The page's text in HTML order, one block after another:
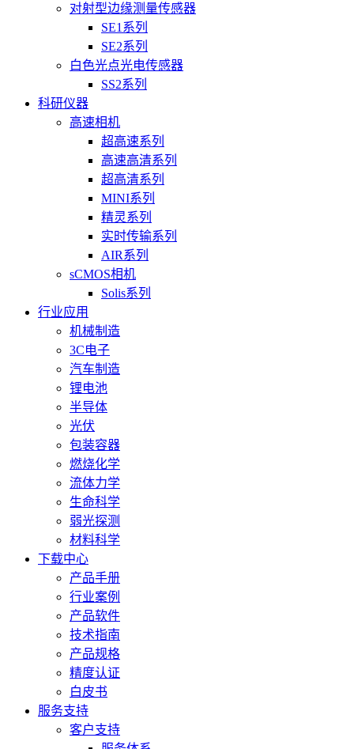
对射型边缘测量传感器
SE1系列
SE2系列
白色光点光电传感器
SS2系列
科研仪器
高速相机
超高速系列
高速高清系列
超高清系列
MINI系列
精灵系列
实时传输系列
AIR系列
sCMOS相机
Solis系列
行业应用
机械制造
3C电子
汽车制造
锂电池
半导体
光伏
包装容器
燃烧化学
流体力学
生命科学
弱光探测
材料科学
下载中心
产品手册
行业案例
产品软件
技术指南
产品规格
精度认证
白皮书
服务支持
客户支持